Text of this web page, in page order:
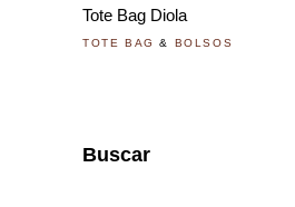
Tote Bag Diola
TOTE BAG & BOLSOS
Buscar